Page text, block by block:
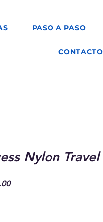
PASO A PASO
CONTACTO
Nylon Travel
Precio